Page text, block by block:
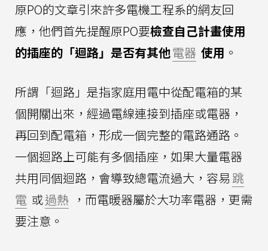
原PO的文章引來許多電機工程系的網友回
應，他們首先提醒原PO要檢查自己計畫使用
的插座的「迴路」是否有其他電器 使用 。
所謂「迴路」是指家庭用電中從配電箱的某
個開關出來，經過電線連接到插座或電器，
再回到配電箱，形成一個完整的電路通路。
一個迴路上可能有多個插座，如果大量電器
共用同個迴路，會導致總電流過大，容易跳
電 或過熱 ，而電暖器屬於大功率電器，更需
要注意。